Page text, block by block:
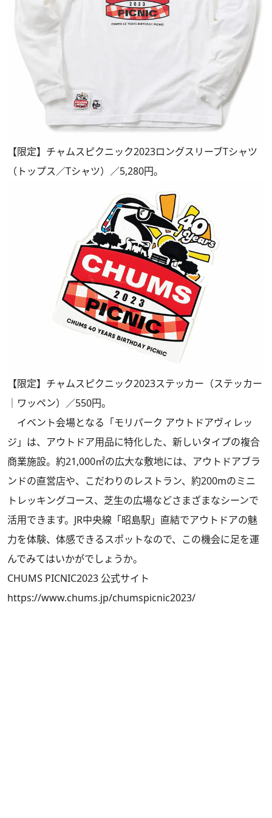
【限定】チャムスピクニック2023ロングスリーブTシャツ
（トップス／Tシャツ）／5,280円。
【限定】チャムスピクニック2023ステッカー（ステッカー
｜ワッペン）／550円。
イベント会場となる「モリパーク アウトドアヴィレッ
ジ」は、アウトドア用品に特化した、新しいタイプの複合
商業施設。約21,000㎡の広大な敷地には、アウトドアブラ
ンドの直営店や、こだわりのレストラン、約200mのミニ
トレッキングコース、芝生の広場などさまざまなシーンで
活用できます。JR中央線「昭島駅」直結でアウトドアの魅
力を体験、体感できるスポットなので、この機会に足を運
んでみてはいかがでしょうか。
CHUMS PICNIC2023 公式サイト
https://www.chums.jp/chumspicnic2023/